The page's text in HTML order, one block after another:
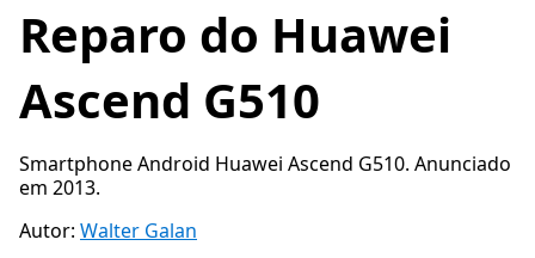
Reparo do Huawei
Ascend G510
Smartphone Android Huawei Ascend G510. Anunciado
em 2013.
Autor: Walter Galan